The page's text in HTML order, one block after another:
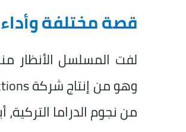
قصة مختلفة
لفت المسلسل الأنظار
من نجوم الدراما